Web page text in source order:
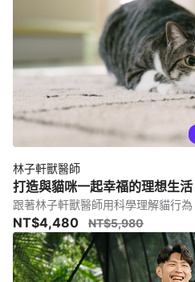
林子軒獸醫師
打造與貓咪一起幸福的理想生活
跟著林子軒獸醫師用科學理解貓行為
NT$4,480 NT$5,980